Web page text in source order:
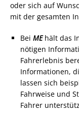
oder sich auf
mit der gesamten
Bei MEhält das
nötigen
Fahrerlebnis
Informationen,
lassen sich
Fahrweise und
Fahrer